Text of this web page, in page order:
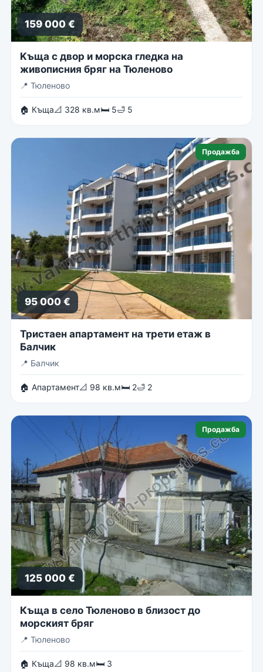
159 000 €
Kъща с двор и морска гледка на
живописния бряг на Тюленово
📍 Тюленово
🏠 Къща📐 328 кв.м🛏 5🛁 5
Продажба
95 000 €
Тристаен апартамент на трети етаж в
Балчик
📍 Балчик
🏠 Апартамент📐 98 кв.м🛏 2🛁 2
Продажба
125 000 €
Къща в село Тюленово в близост до
морският бряг
📍 Тюленово
🏠 Къща📐 98 кв.м🛏 3